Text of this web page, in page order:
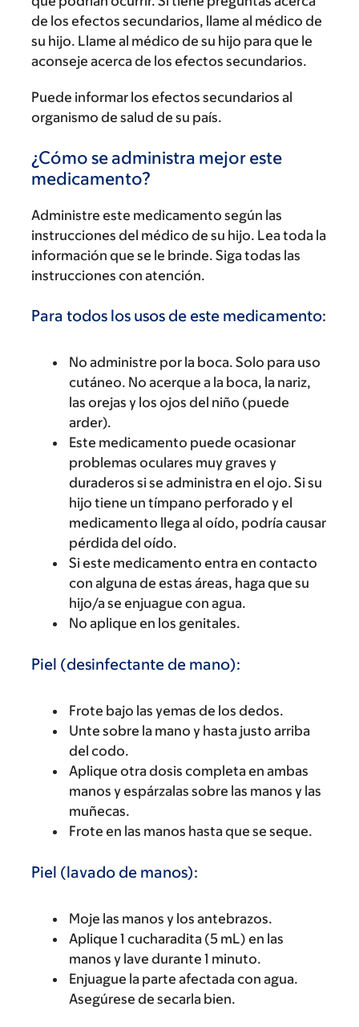
de los efectos secundarios, llame al médico de
su hijo. Llame al médico de su hijo para que le
aconseje acerca de los efectos secundarios.
Puede informar los efectos secundarios al
organismo de salud de su país.
¿Cómo se administra mejor este
medicamento?
Administre este medicamento según las
instrucciones del médico de su hijo. Lea toda la
información que se le brinde. Siga todas las
instrucciones con atención.
Para todos los usos de este medicamento:
No administre por la boca. Solo para uso
cutáneo. No acerque a la boca, la nariz,
las orejas y los ojos del niño (puede
arder).
Este medicamento puede ocasionar
problemas oculares muy graves y
duraderos si se administra en el ojo. Si su
hijo tiene un tímpano perforado y el
medicamento llega al oído, podría causar
pérdida del oído.
Si este medicamento entra en contacto
con alguna de estas áreas, haga que su
hijo/a se enjuague con agua.
No aplique en los genitales.
Piel (desinfectante de mano):
Frote bajo las yemas de los dedos.
Unte sobre la mano y hasta justo arriba
del codo.
Aplique otra dosis completa en ambas
manos y espárzalas sobre las manos y las
muñecas.
Frote en las manos hasta que se seque.
Piel (lavado de manos):
Moje las manos y los antebrazos.
Aplique 1 cucharadita (5 mL) en las
manos y lave durante 1 minuto.
Enjuague la parte afectada con agua.
Asegúrese de secarla bien.